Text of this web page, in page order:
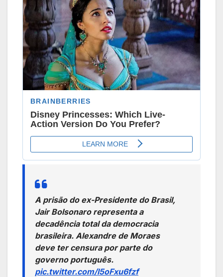
A prisão do ex-Presidente do Brasil,
Jair Bolsonaro representa a
decadência total da democracia
brasileira. Alexandre de Moraes
deve ter censura por parte do
governo português.
pic.twitter.com/l5oFxu6fzf